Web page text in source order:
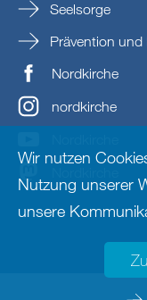
Seelsorge
Prävention
Nordkirche
nordkirche
Wir nutzen
Nutzung unserer
unsere